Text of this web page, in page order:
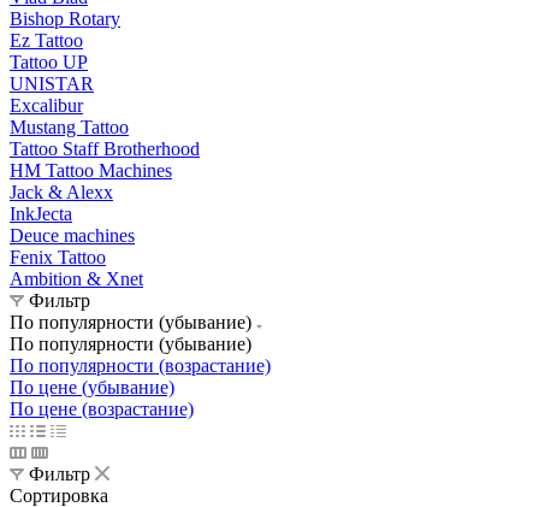
Bishop Rotary
Ez Tattoo
Tattoo UP
UNISTAR
Excalibur
Mustang Tattoo
Tattoo Staff Brotherhood
HM Tattoo Machines
Jack & Alexx
InkJecta
Deuce machines
Fenix Tattoo
Ambition & Xnet
Фильтр
По популярности (убывание)
По популярности (убывание)
По популярности (возрастание)
По цене (убывание)
По цене (возрастание)
Фильтр
Сортировка